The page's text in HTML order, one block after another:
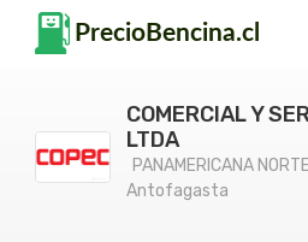
COMERCIAL Y
LTDA
PANAMERICANA
Antofagasta